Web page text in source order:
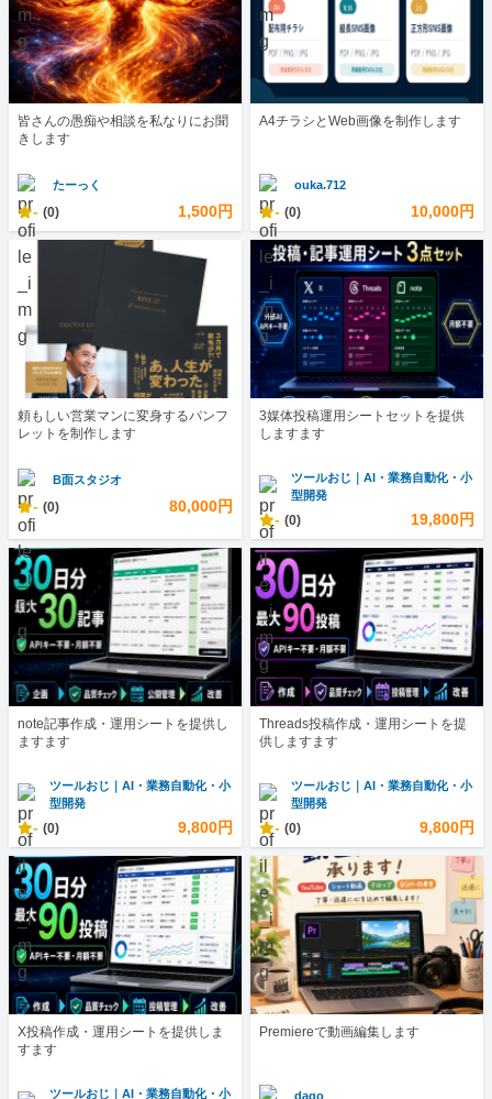
皆さんの愚痴や相談を私なりにお聞
きします
たーっく
- (0) 1,500円
A4チラシとWeb画像を制作します
ouka.712
- (0) 10,000円
頼もしい営業マンに変身するパンフ
レットを制作します
B面スタジオ
- (0) 80,000円
3媒体投稿運用シートセットを提供
しますます
ツールおじ｜AI・業務自動化・小
型開発
- (0) 19,800円
note記事作成・運用シートを提供し
ますます
ツールおじ｜AI・業務自動化・小
型開発
- (0) 9,800円
Threads投稿作成・運用シートを提
供しますます
ツールおじ｜AI・業務自動化・小
型開発
- (0) 9,800円
X投稿作成・運用シートを提供しま
すます
ツールおじ｜AI・業務自動化・小
Premiereで動画編集します
dago